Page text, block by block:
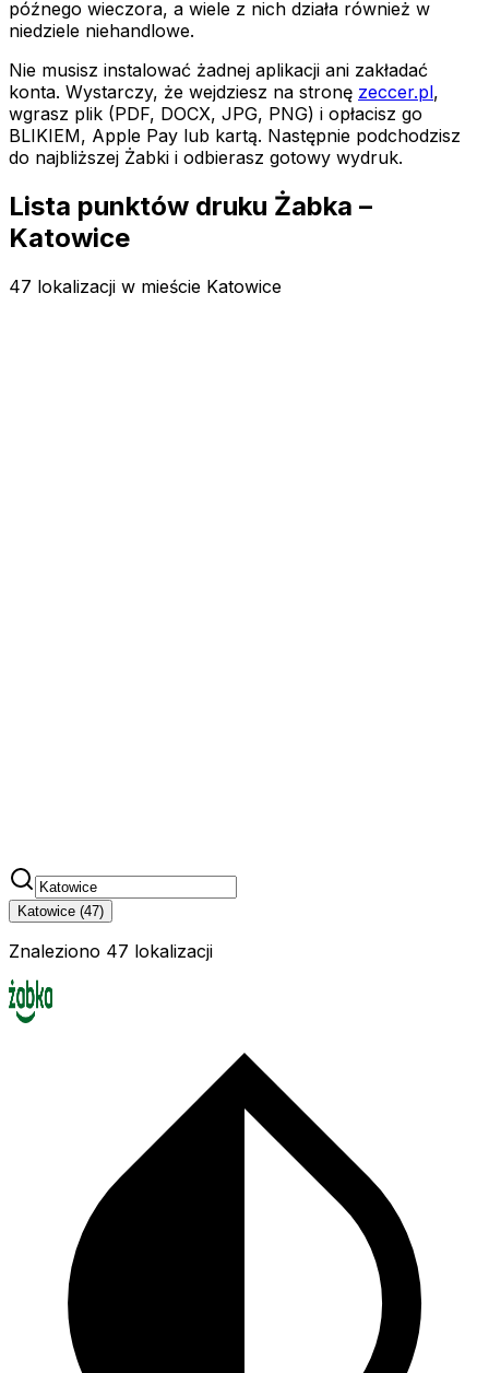
późnego wieczora, a wiele z nich działa również w
niedziele niehandlowe.
Nie musisz instalować żadnej aplikacji ani zakładać
konta. Wystarczy, że wejdziesz na stronę zeccer.pl,
wgrasz plik (PDF, DOCX, JPG, PNG) i opłacisz go
BLIKIEM, Apple Pay lub kartą. Następnie podchodzisz
do najbliższej Żabki i odbierasz gotowy wydruk.
Lista punktów druku Żabka –
Katowice
47 lokalizacji w mieście Katowice
Katowice (47)
Znaleziono 47 lokalizacji